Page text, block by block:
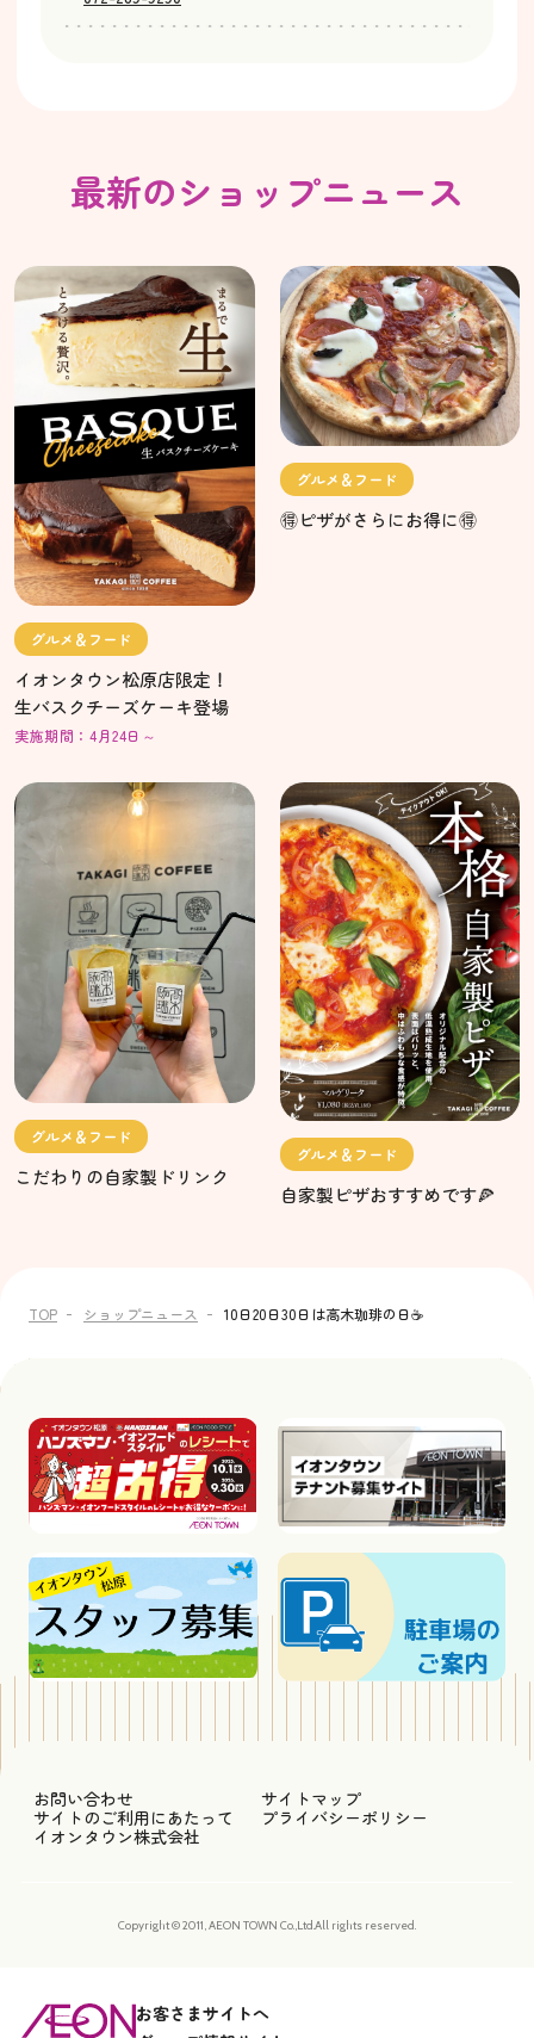
最新のショップニュース
グルメ＆フード
イオンタウン松原店限定！
生バスクチーズケーキ登場
実施期間：4月24日～
グルメ＆フード
🉐ピザがさらにお得に🉐
グルメ＆フード
こだわりの自家製ドリンク
グルメ＆フード
自家製ピザおすすめです🍕
TOP ショップニュース 10日20日30日は高木珈琲の日☕️
お問い合わせ
サイトマップ
サイトのご利用にあたって
プライバシーポリシー
イオンタウン株式会社
Copyright © 2011, AEON TOWN Co.,Ltd.All rights reserved.
お客さまサイトへ